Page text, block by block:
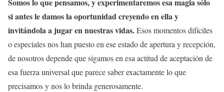
si antes le damos la oportunidad creyendo en ella y
invitándola a jugar en nuestras vidas.Esos momentos difíciles
o especiales nos han puesto en ese estado de apertura y recepción,
de nosotros depende que sigamos en esa actitud de aceptación de
esa fuerza universal que parece saber exactamente lo que
precisamos y nos lo brinda generosamente.